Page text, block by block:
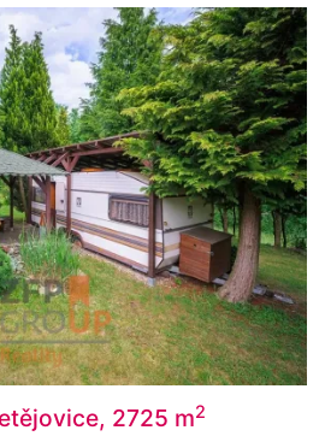
2725 m2